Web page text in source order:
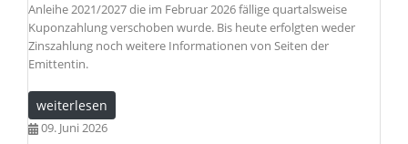
Anleihe 2021/2027 die im Februar 2026 fällige quartalsweise
Kuponzahlung verschoben wurde. Bis heute erfolgten weder
Zinszahlung noch weitere Informationen von Seiten der
Emittentin.
weiterlesen
09. Juni 2026